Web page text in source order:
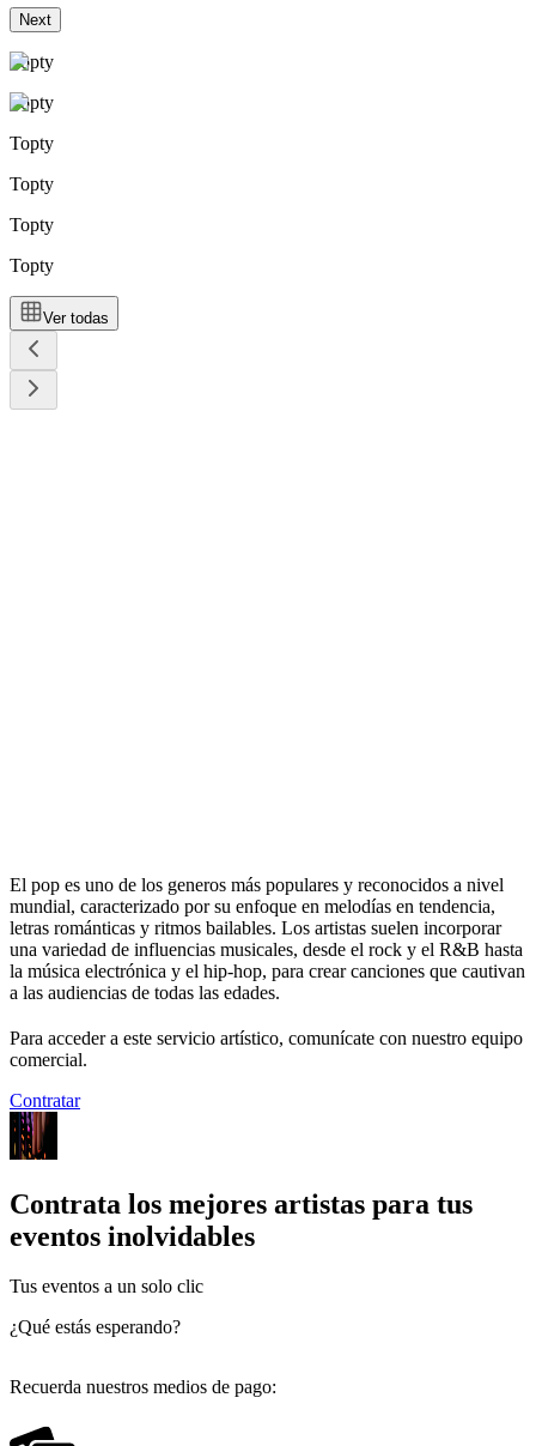
Next
Topty
Topty
Topty
Topty
Topty
Topty
Ver todas
El pop es uno de los generos más populares y reconocidos a nivel
mundial, caracterizado por su enfoque en melodías en tendencia,
letras románticas y ritmos bailables. Los artistas suelen incorporar
una variedad de influencias musicales, desde el rock y el R&B hasta
la música electrónica y el hip-hop, para crear canciones que cautivan
a las audiencias de todas las edades.
Para acceder a este servicio artístico, comunícate con nuestro equipo
comercial.
Contratar
Contrata los mejores artistas para tus
eventos inolvidables
Tus eventos a un solo clic
¿Qué estás esperando?
Recuerda nuestros medios de pago: